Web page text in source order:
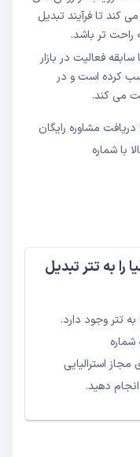
کند تا فرآیند تبدیل
راحت تر باشد.
سابقه فعالیت در بازار
کسب کرده است و در
می کند.
دریافت مشاوره رایگان
با شماره
را به تتر تبدیل
به تتر وجود دارد.
شماره
های مجاز استرالیایی